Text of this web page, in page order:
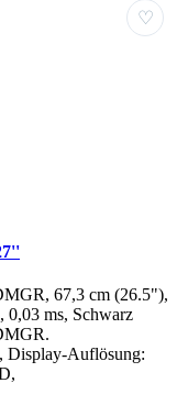
♡
67,3 cm (26.5"),
ms, Schwarz
Display-Auflösung: